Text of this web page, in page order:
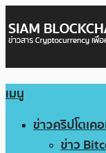
เมนู
ข่าวคริปโตเค
ข่าว